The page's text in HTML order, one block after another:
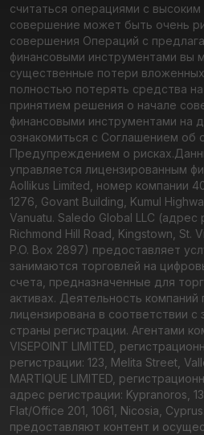
считаться операциями с
совершение может быть очень
совершения Операций с
финансовыми инструментами вы
существенные потери
полностью потерять средства
принятием решения о начале
финансовыми инструментами на
ознакомиться с Соглашением об
Предупреждением о рисках.
управляется лицензированным
Aollikus Limited, номер компании
1276, Govant Building, Kumul
Vanuatu. Saledo Global LLC (адрес
Richmond Hill Road, Kingstown, St.
P.O. Box 2897) предоставляет
занимаются торговлей на
счета, предназначенные для
активах. Деятельность компаний
лицензирована в соответствии с
страны регистрации. Агентами
VISEPOINT LIMITED,
регистрации: 123, Melita Street,
MARTIQUE LIMITED,
адрес регистрации: Kypranoros,
Flat/Office 201, 1061, Nicosia,
предоставляют контент и